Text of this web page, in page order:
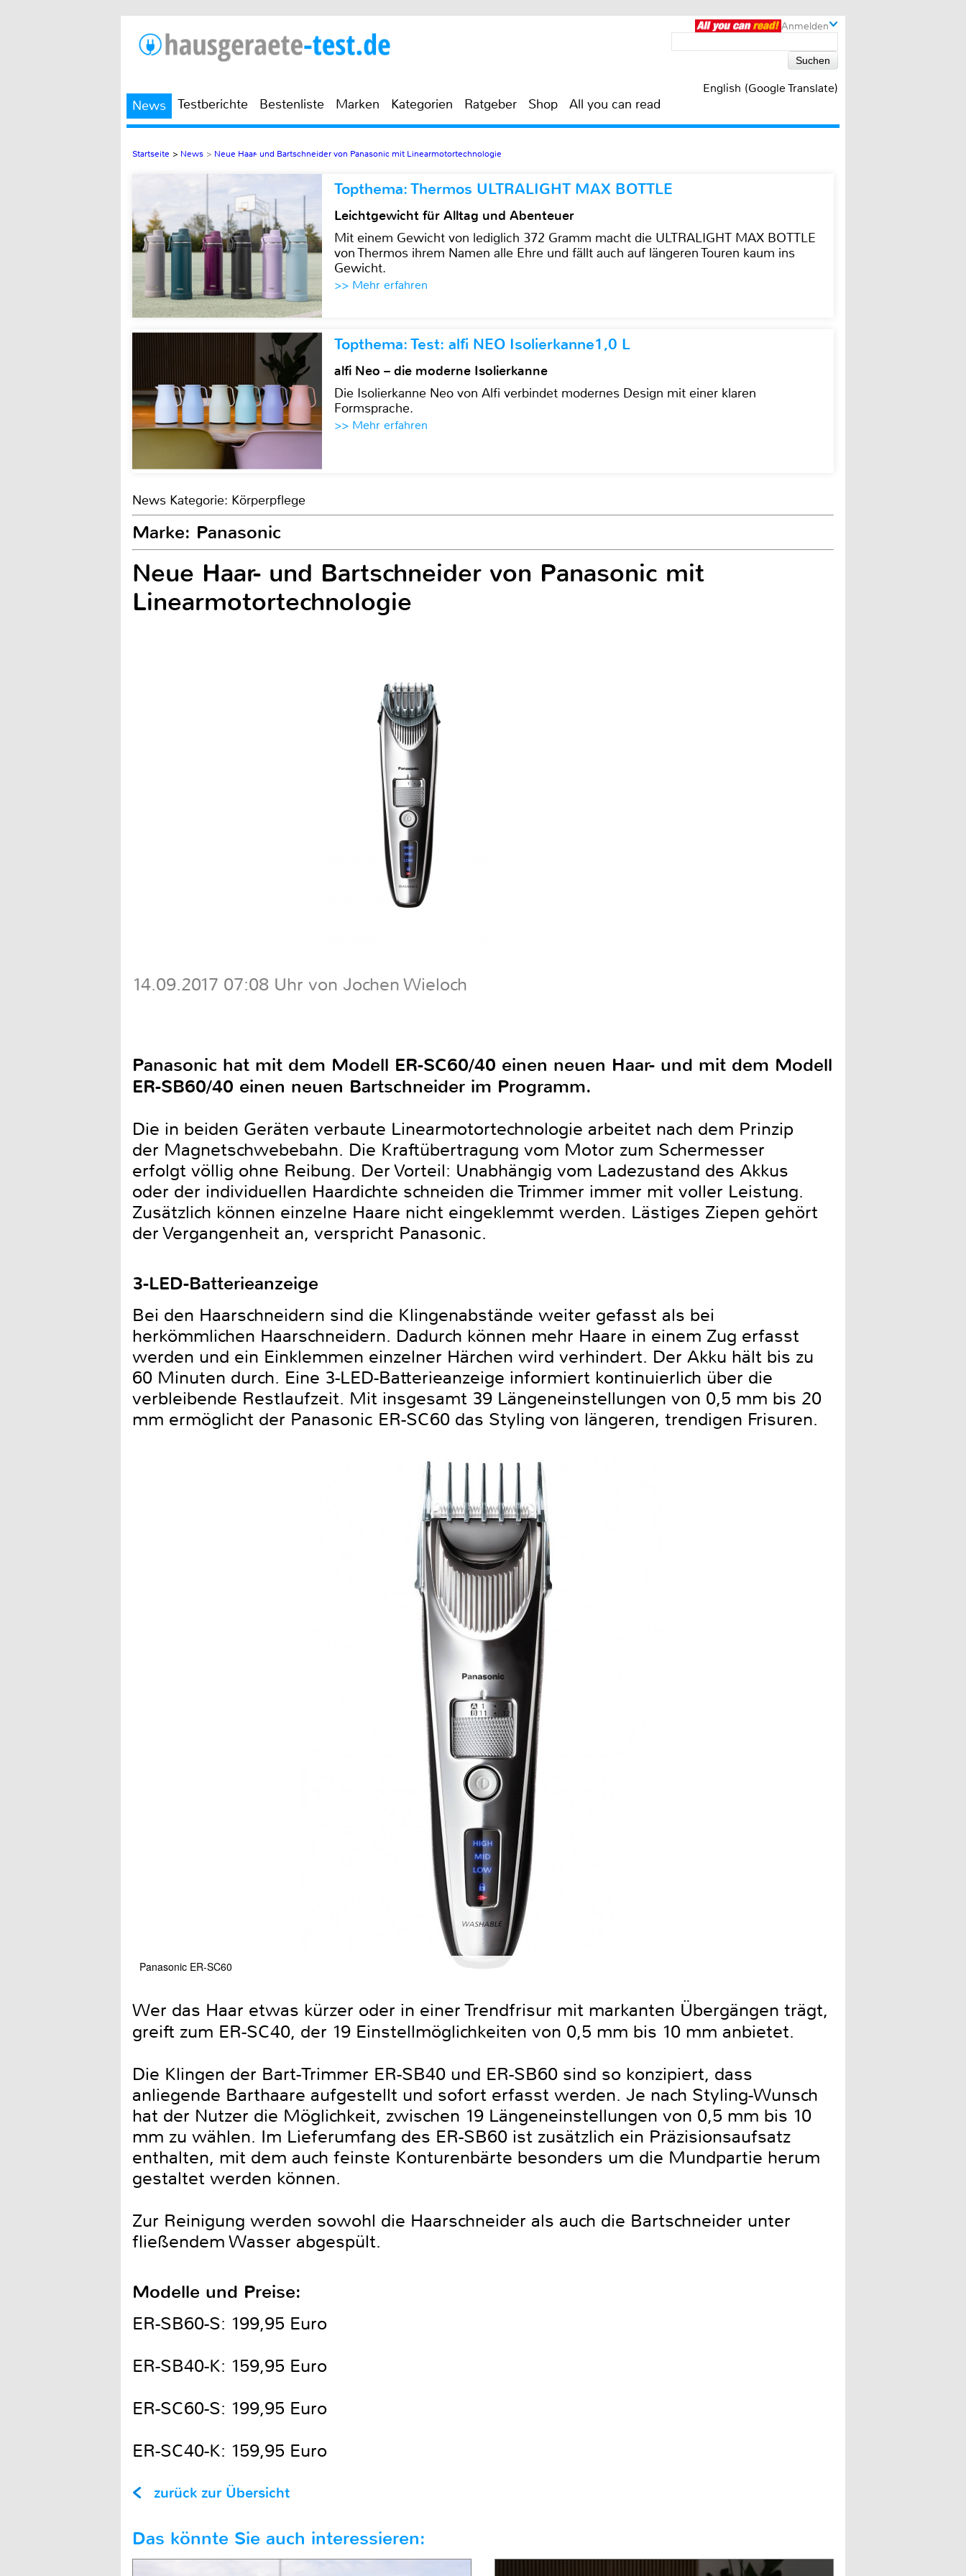
Anmelden
English (Google Translate)
News Testberichte Bestenliste Marken Kategorien Ratgeber Shop All you can read
Startseite > News > Neue Haar- und Bartschneider von Panasonic mit Linearmotortechnologie
Topthema: Thermos ULTRALIGHT MAX BOTTLE
Leichtgewicht für Alltag und Abenteuer
Mit einem Gewicht von lediglich 372 Gramm macht die ULTRALIGHT MAX BOTTLE
von Thermos ihrem Namen alle Ehre und fällt auch auf längeren Touren kaum ins
Gewicht.
>> Mehr erfahren
Topthema: Test: alfi NEO Isolierkanne1,0 L
alfi Neo – die moderne Isolierkanne
Die Isolierkanne Neo von Alfi verbindet modernes Design mit einer klaren
Formsprache.
>> Mehr erfahren
News Kategorie: Körperpflege
Marke: Panasonic
Neue Haar- und Bartschneider von Panasonic mit
Linearmotortechnologie
14.09.2017 07:08 Uhr von Jochen Wieloch
Panasonic hat mit dem Modell ER-SC60/40 einen neuen Haar- und mit dem Modell
ER-SB60/40 einen neuen Bartschneider im Programm.
Die in beiden Geräten verbaute Linearmotortechnologie arbeitet nach dem Prinzip
der Magnetschwebebahn. Die Kraftübertragung vom Motor zum Schermesser
erfolgt völlig ohne Reibung. Der Vorteil: Unabhängig vom Ladezustand des Akkus
oder der individuellen Haardichte schneiden die Trimmer immer mit voller Leistung.
Zusätzlich können einzelne Haare nicht eingeklemmt werden. Lästiges Ziepen gehört
der Vergangenheit an, verspricht Panasonic.
3-LED-Batterieanzeige
Bei den Haarschneidern sind die Klingenabstände weiter gefasst als bei
herkömmlichen Haarschneidern. Dadurch können mehr Haare in einem Zug erfasst
werden und ein Einklemmen einzelner Härchen wird verhindert. Der Akku hält bis zu
60 Minuten durch. Eine 3-LED-Batterieanzeige informiert kontinuierlich über die
verbleibende Restlaufzeit. Mit insgesamt 39 Längeneinstellungen von 0,5 mm bis 20
mm ermöglicht der Panasonic ER-SC60 das Styling von längeren, trendigen Frisuren.
Panasonic ER-SC60
Wer das Haar etwas kürzer oder in einer Trendfrisur mit markanten Übergängen trägt,
greift zum ER-SC40, der 19 Einstellmöglichkeiten von 0,5 mm bis 10 mm anbietet.
Die Klingen der Bart-Trimmer ER-SB40 und ER-SB60 sind so konzipiert, dass
anliegende Barthaare aufgestellt und sofort erfasst werden. Je nach Styling-Wunsch
hat der Nutzer die Möglichkeit, zwischen 19 Längeneinstellungen von 0,5 mm bis 10
mm zu wählen. Im Lieferumfang des ER-SB60 ist zusätzlich ein Präzisionsaufsatz
enthalten, mit dem auch feinste Konturenbärte besonders um die Mundpartie herum
gestaltet werden können.
Zur Reinigung werden sowohl die Haarschneider als auch die Bartschneider unter
fließendem Wasser abgespült.
Modelle und Preise:
ER-SB60-S: 199,95 Euro
ER-SB40-K: 159,95 Euro
ER-SC60-S: 199,95 Euro
ER-SC40-K: 159,95 Euro
zurück zur Übersicht
Das könnte Sie auch interessieren: